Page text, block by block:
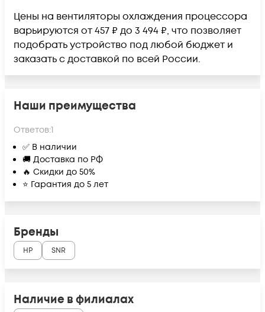
Цены на вентиляторы охлаждения процессора
варьируются от 457 ₽ до 3 494 ₽, что позволяет
подобрать устройство под любой бюджет и
заказать с доставкой по всей России.
Наши преимущества
Ответов:1
✅ В наличии
🚚 Доставка по РФ
🔥 Скидки до 50%
⭐ Гарантия до 5 лет
Бренды
HP SNR
Наличие в филиалах